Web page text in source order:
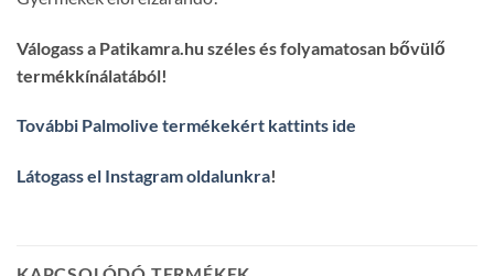
Válogass a Patikamra.hu széles és folyamatosan bővülő
termékkínálatából!
További Palmolive termékekért kattints ide
Látogass el Instagram oldalunkra!